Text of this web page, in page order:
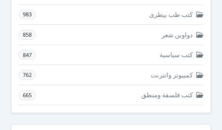
كتب طب بيطرى 983
دواوين شعر 858
كتب سياسية 847
كمبيوتر وانترنت 762
كتب فلسفة ومنطق 665